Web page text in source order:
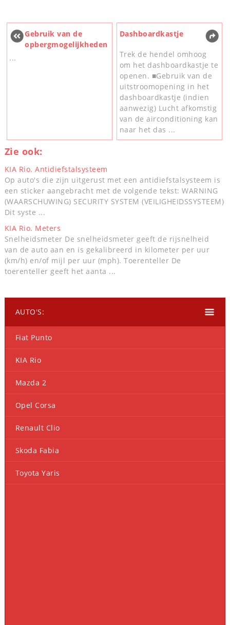
Gebruik van de
opbergmogelijkheden
...
Dashboardkastje
Trek de hendel omhoog
om het dashboardkastje te
openen. ■Gebruik van de
uitstroomopening in het
dashboardkastje (indien
aanwezig) Lucht afkomstig
van de airconditioning kan
naar het das ...
Zie ook:
KIA Rio. Antidiefstalsysteem
Op auto's die zijn uitgerust met een antidiefstalsysteem is
een sticker aangebracht met de volgende tekst: WARNING
(WAARSCHUWING) SECURITY SYSTEM (VEILIGHEIDSSYSTEEM)
Dit syste ...
KIA Rio. Meters
Snelheidsmeter De snelheidsmeter geeft de rijsnelheid
van de auto aan en is gekalibreerd in kilometer per uur
(km/h) en/of mijl per uur (mph). Toerenteller De
toerenteller geeft het aanta ...
AUTO'S:
Fiat Punto
KIA Rio
Mazda 2
Opel Corsa
Renault Clio
Skoda Fabia
Toyota Yaris